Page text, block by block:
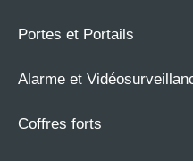
Portes et Portails
Alarme et
Coffres forts